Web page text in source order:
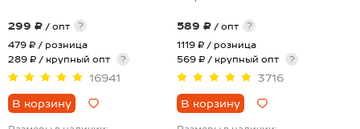
299 ₽ / опт
?
479 ₽ / розница
289 ₽ / крупный опт
?
16941
В корзину
589 ₽ / опт
?
1119 ₽ / розница
569 ₽ / крупный опт
?
3716
В корзину